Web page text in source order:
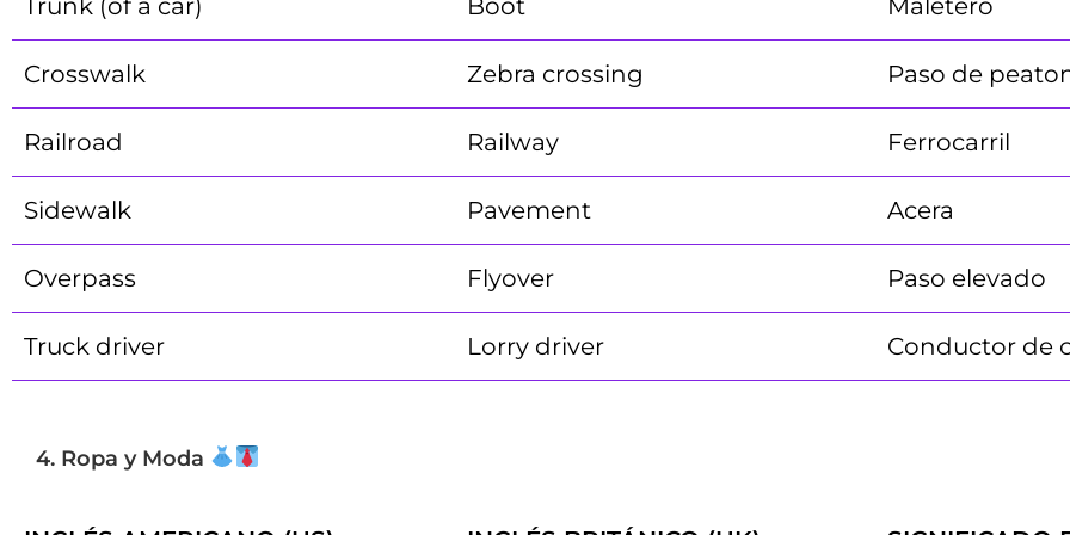
Trunk (of a car) Boot Maletero
Crosswalk Zebra crossing Paso de
Railroad Railway Ferrocarril
Sidewalk Pavement Acera
Overpass Flyover Paso elevado
Truck driver Lorry driver Conductor de
4. Ropa y Moda